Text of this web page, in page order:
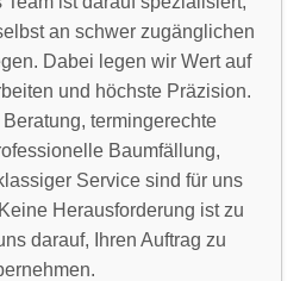
an schwer zugänglichen
Dabei legen wir Wert auf
und höchste Präzision.
termingerechte
Baumfällung,
Service sind für uns
Herausforderung ist zu
darauf, Ihren Auftrag zu